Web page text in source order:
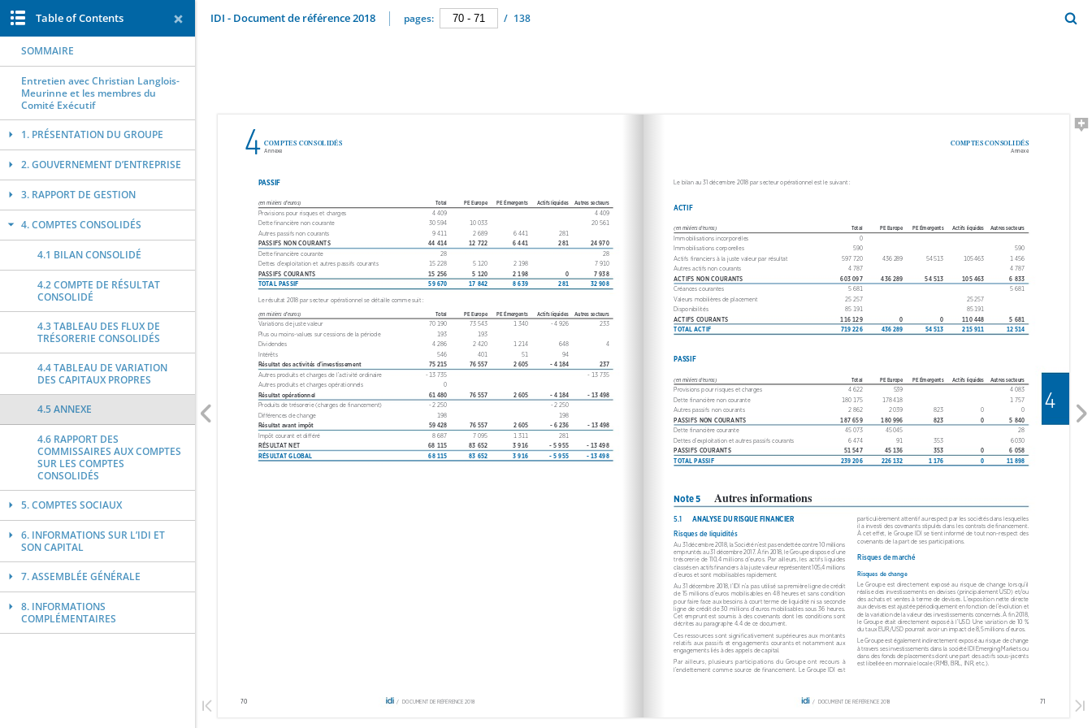
IDI - Document de référence 2018 pages: / 138
Table of Contents
SOMMAIRE
Entretien avec Christian Langlois-
Meurinne et les membres du
Comité Exécutif
1. PRÉSENTATION DU GROUPE
2. GOUVERNEMENT D’ENTREPRISE
3. RAPPORT DE GESTION
4. COMPTES CONSOLIDÉS
4.1 BILAN CONSOLIDÉ
4.2 COMPTE DE RÉSULTAT
CONSOLIDÉ
4.3 TABLEAU DES FLUX DE
TRÉSORERIE CONSOLIDÉS
4.4 TABLEAU DE VARIATION
DES CAPITAUX PROPRES
4.5 ANNEXE
4.6 RAPPORT DES
COMMISSAIRES AUX COMPTES
SUR LES COMPTES
CONSOLIDÉS
5. COMPTES SOCIAUX
6. INFORMATIONS SUR L’IDI ET
SON CAPITAL
7. ASSEMBLÉE GÉNÉRALE
8. INFORMATIONS
COMPLÉMENTAIRES